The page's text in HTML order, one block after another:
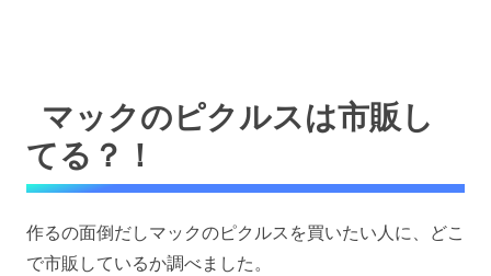
マックのピクルスは市販し
てる？！
作るの面倒だしマックのピクルスを買いたい人に、どこ
で市販しているか調べました。